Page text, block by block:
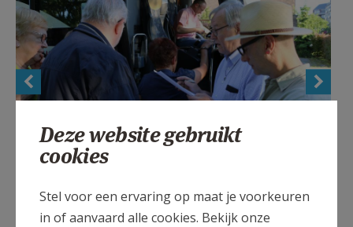
Abdijdag Berne in Heeswijk-Dinther in Nederland ©
Philippe Meyer
Deze website gebruikt
cookies
Stel voor een ervaring op maat je voorkeuren
in of aanvaard alle cookies. Bekijk onze